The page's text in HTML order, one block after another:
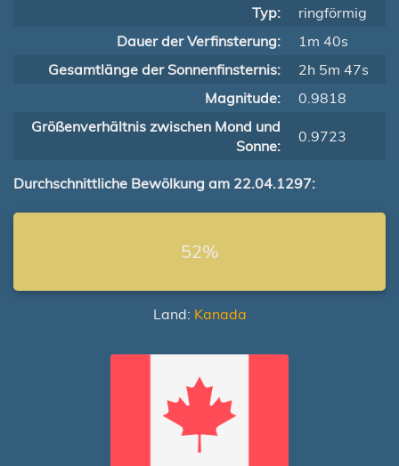
Typ:
ringförmig
Dauer der Verfinsterung:
1m 40s
Gesamtlänge der Sonnenfinsternis:
2h 5m 47s
Magnitude:
0.9818
Größenverhältnis zwischen Mond und
Sonne:
0.9723
Durchschnittliche Bewölkung am 22.04.1297:
52%
Land: Kanada